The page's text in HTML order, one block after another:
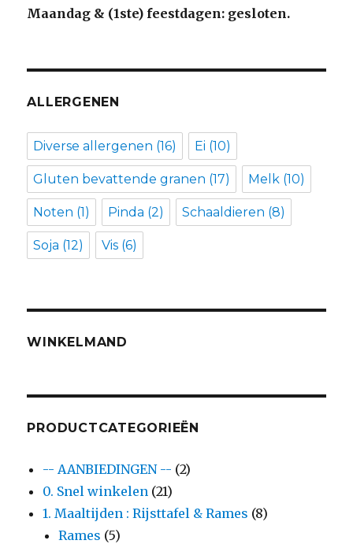
Maandag & (1ste) feestdagen: gesloten.
ALLERGENEN
Diverse allergenen (16) Ei (10)
Gluten bevattende granen (17) Melk (10)
Noten (1) Pinda (2) Schaaldieren (8)
Soja (12) Vis (6)
WINKELMAND
PRODUCTCATEGORIEËN
-- AANBIEDINGEN -- (2)
0. Snel winkelen (21)
1. Maaltijden : Rijsttafel & Rames (8)
Rames (5)